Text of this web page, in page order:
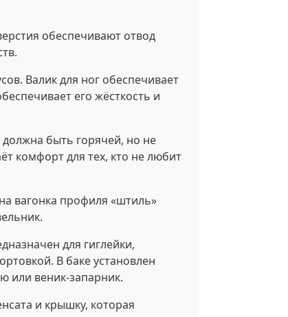
обеспечивают отвод
Валик для ног обеспечивает
его жёсткость и
быть горячей, но не
комфорт для тех, кто не любит
вагонка профиля «штиль»
для гиглейки,
В баке установлен
или веник-запарник.
и крышку, которая